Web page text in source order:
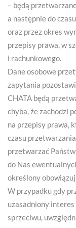
– będą
a następnie do
oraz przez okres
przepisy prawa, w
i rachunkowego.
Dane osobowe
zapytania
CHATA będą
chyba, że zachodzi
na przepisy prawa,
czasu
przetwarzać
do Nas
określony
W przypadku gdy
uzasadniony
sprzeciwu,